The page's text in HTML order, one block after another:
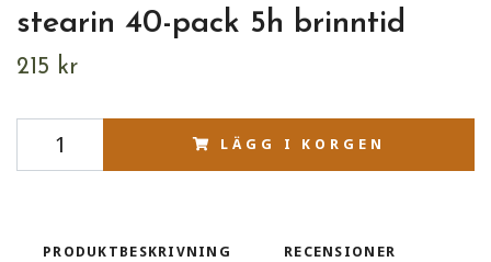
stearin 40-pack 5h brinntid
215 kr
LÄGG I KORGEN
PRODUKTBESKRIVNING RECENSIONER